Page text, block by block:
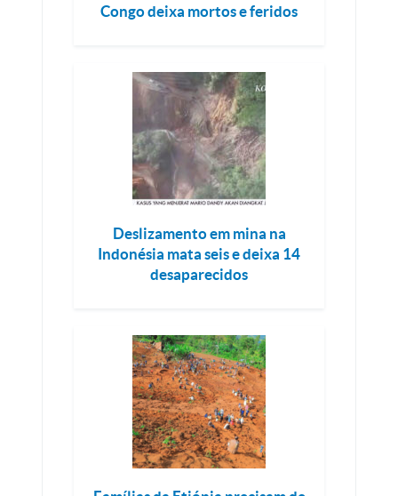
Congo deixa mortos e feridos
Deslizamento em mina na
Indonésia mata seis e deixa 14
desaparecidos